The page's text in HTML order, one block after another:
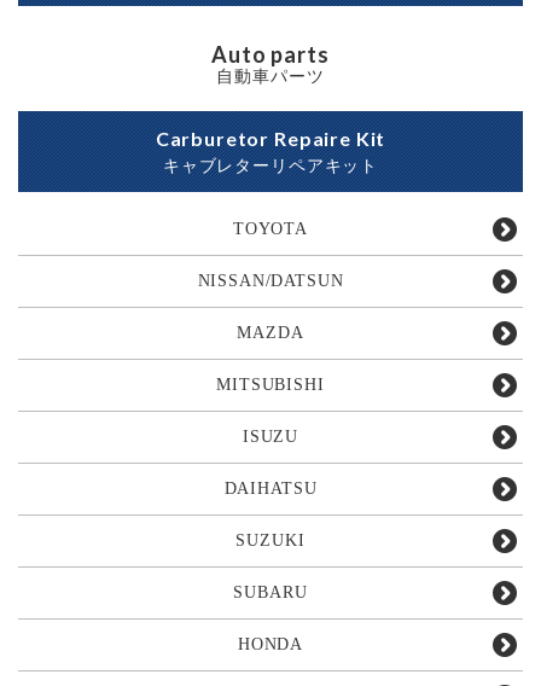
Auto parts
自動車パーツ
Carburetor Repaire Kit
キャブレターリペアキット
TOYOTA
NISSAN/DATSUN
MAZDA
MITSUBISHI
ISUZU
DAIHATSU
SUZUKI
SUBARU
HONDA